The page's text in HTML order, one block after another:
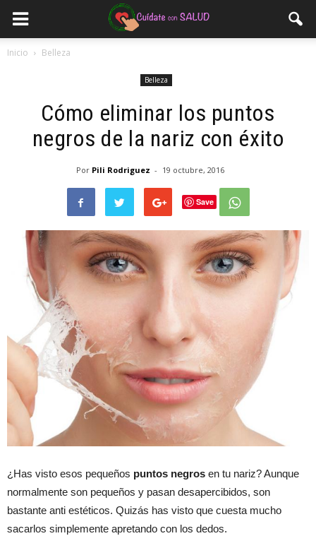
Inicio Belleza
Belleza
Cómo eliminar los puntos
negros de la nariz con éxito
Por Pili Rodriguez - 19 octubre, 2016
Save
¿Has visto esos pequeños puntos negros en tu nariz? Aunque
normalmente son pequeños y pasan desapercibidos, son
bastante anti estéticos. Quizás has visto que cuesta mucho
sacarlos simplemente apretando con los dedos.